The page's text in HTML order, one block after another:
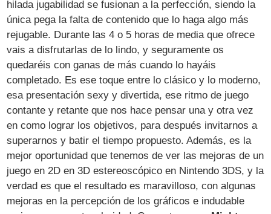
hilada jugabilidad se fusionan a la perfección, siendo la
única pega la falta de contenido que lo haga algo más
rejugable. Durante las 4 o 5 horas de media que ofrece
vais a disfrutarlas de lo lindo, y seguramente os
quedaréis con ganas de más cuando lo hayáis
completado. Es ese toque entre lo clásico y lo moderno,
esa presentación sexy y divertida, ese ritmo de juego
contante y retante que nos hace pensar una y otra vez
en como lograr los objetivos, para después invitarnos a
superarnos y batir el tiempo propuesto. Además, es la
mejor oportunidad que tenemos de ver las mejoras de un
juego en 2D en 3D estereoscópico en Nintendo 3DS, y la
verdad es que el resultado es maravilloso, con algunas
mejoras en la percepción de los gráficos e indudable